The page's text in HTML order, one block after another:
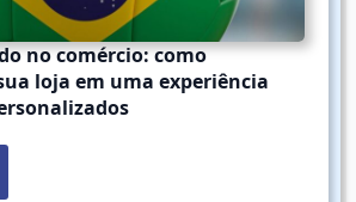
no comércio: como
loja em uma experiência